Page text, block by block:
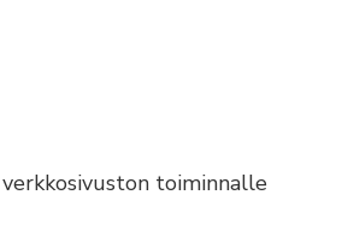
toiminnalle